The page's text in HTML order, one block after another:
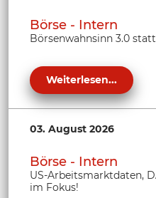
Börse - Intern
Börsenwahnsinn 3.0
Weiterlesen...
03. August 2026
Börse - Intern
US-Arbeitsmarktdaten,
im Fokus!